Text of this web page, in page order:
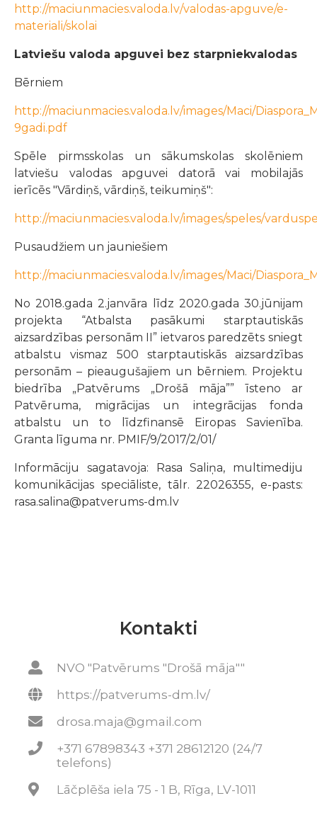
http://maciunmacies.valoda.lv/valodas-apguve/e-
materiali/skolai
Latviešu valoda apguvei bez starpniekvalodas
Bērniem
http://maciunmacies.valoda.lv/images/Maci/
9gadi.pdf
Spēle pirmsskolas un sākumskolas skolēniem
latviešu valodas apguvei datorā vai mobilajās
ierīcēs "Vārdiņš, vārdiņš, teikumiņš":
http://maciunmacies.valoda.lv/images/speles/
Pusaudžiem un jauniešiem
http://maciunmacies.valoda.lv/images/Maci/
No 2018.gada 2.janvāra līdz 2020.gada 30.jūnijam
projekta “Atbalsta pasākumi starptautiskās
aizsardzības personām II” ietvaros paredzēts sniegt
atbalstu vismaz 500 starptautiskās aizsardzības
personām – pieaugušajiem un bērniem. Projektu
biedrība „Patvērums „Drošā māja”” īsteno ar
Patvēruma, migrācijas un integrācijas fonda
atbalstu un to līdzfinansē Eiropas Savienība.
Granta līguma nr. PMIF/9/2017/2/01/
Informāciju sagatavoja: Rasa Saliņa, multimediju
komunikācijas speciāliste, tālr. 22026355, e-pasts:
rasa.salina@patverums-dm.lv
Kontakti
NVO "Patvērums "Drošā māja""
https://patverums-dm.lv/
drosa.maja@gmail.com
+371 67898343 +371 28612120 (24/7
telefons)
Lāčplēša iela 75 - 1 B, Rīga, LV-1011